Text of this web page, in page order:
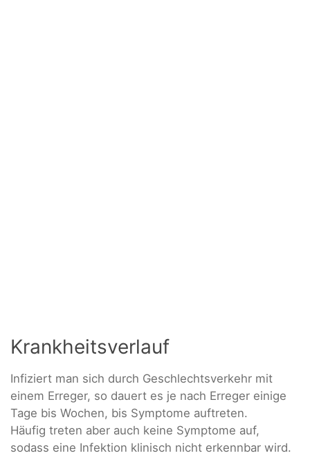
Krankheitsverlauf
Infiziert man sich durch Geschlechtsverkehr mit
einem Erreger, so dauert es je nach Erreger einige
Tage bis Wochen, bis Symptome auftreten.
Häufig treten aber auch keine Symptome auf,
sodass eine Infektion klinisch nicht erkennbar wird.